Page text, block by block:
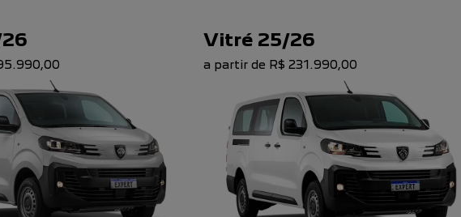
Vitré 25/26
a partir de R$ 231.990,00